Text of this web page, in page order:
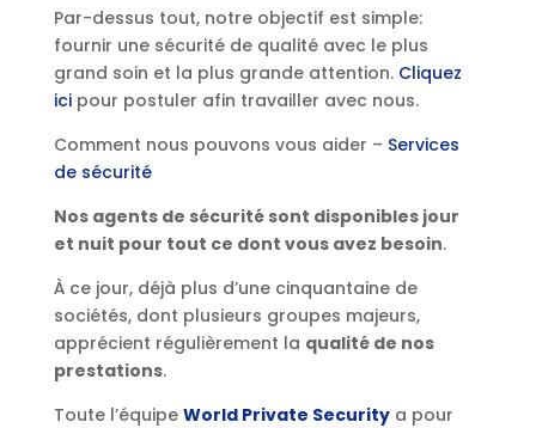
Par-dessus tout, notre objectif est simple:
fournir une sécurité de qualité avec le plus
grand soin et la plus grande attention. Cliquez
icipour postuler afin travailler avec nous.
Comment nous pouvons vous aider – Services
de sécurité
Nos agents de sécurité sont disponibles jour
et nuit pour tout ce dont vous avez besoin.
À ce jour, déjà plus d’une cinquantaine de
sociétés, dont plusieurs groupes majeurs,
apprécient régulièrement la qualité de nos
prestations.
Toute l’équipe World Private Securitya pour